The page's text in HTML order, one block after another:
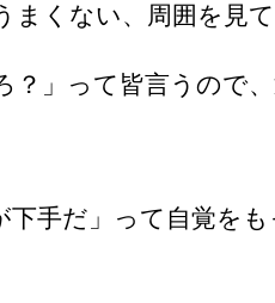
まくない、周囲を見
？」って皆言うので
手だ」って自覚をも